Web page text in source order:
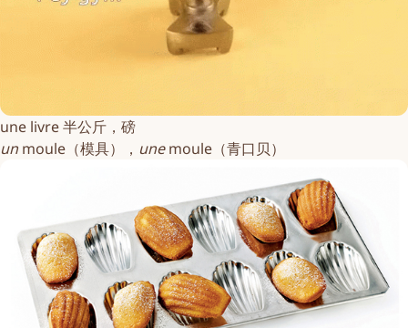
une livre 半公斤，磅
unmoule （模具）， unemoule （青口贝）